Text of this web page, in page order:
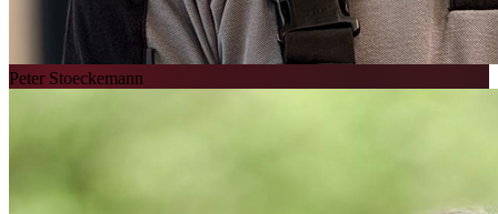
Peter Stoeckemann